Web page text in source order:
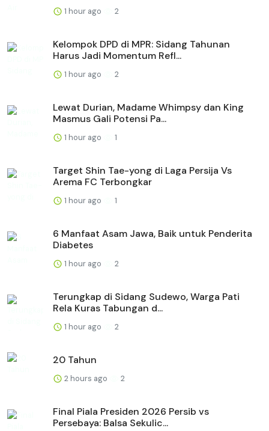
1 hour ago 2
Kelompok DPD di MPR: Sidang Tahunan
Harus Jadi Momentum Refl...
1 hour ago 2
Lewat Durian, Madame Whimpsy dan King
Masmus Gali Potensi Pa...
1 hour ago 1
Target Shin Tae-yong di Laga Persija Vs
Arema FC Terbongkar
1 hour ago 1
6 Manfaat Asam Jawa, Baik untuk Penderita
Diabetes
1 hour ago 2
Terungkap di Sidang Sudewo, Warga Pati
Rela Kuras Tabungan d...
1 hour ago 2
20 Tahun
2 hours ago 2
Final Piala Presiden 2026 Persib vs
Persebaya: Balsa Sekulic...